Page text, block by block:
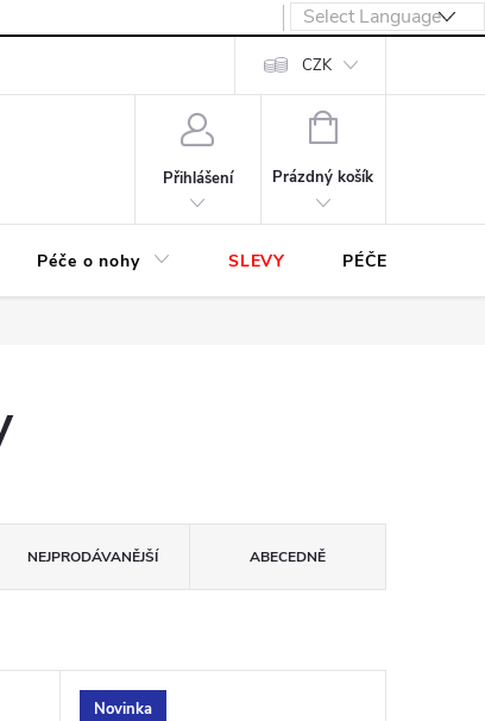
CZK
Přihlášení
NÁKUPNÍ
Prázdný košík
Péče o nohy SLEVY PÉČE O OBUV
NEJPRODÁVANĚJŠÍ ABECEDNĚ
Novinka